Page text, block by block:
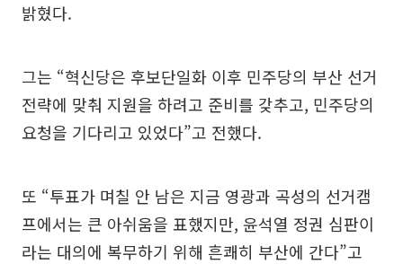
밝혔다.
그는 “혁신당은 후보단일화 이후 민주당의 부산 선거
전략에 맞춰 지원을 하려고 준비를 갖추고, 민주당의
요청을 기다리고 있었다”고 전했다.
또 “투표가 며칠 안 남은 지금 영광과 곡성의 선거캠
프에서는 큰 아쉬움을 표했지만, 윤석열 정권 심판이
라는 대의에 복무하기 위해 흔쾌히 부산에 간다”고